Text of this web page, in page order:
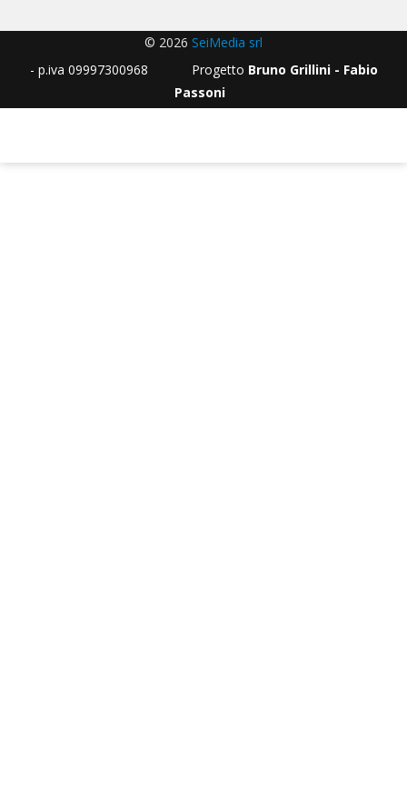
© 2026 SeiMedia srl
- p.iva 09997300968 Progetto Bruno Grillini - Fabio
Passoni